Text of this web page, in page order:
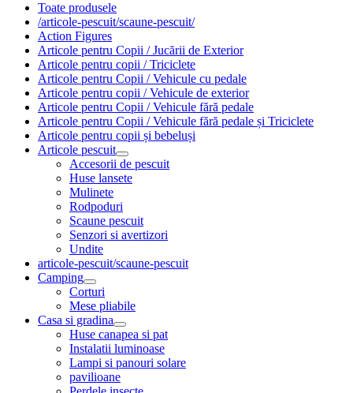
Toate produsele
/articole-pescuit/scaune-pescuit/
Action Figures
Articole pentru Copii / Jucării de Exterior
Articole pentru copii / Triciclete
Articole pentru Copii / Vehicule cu pedale
Articole pentru copii / Vehicule de exterior
Articole pentru Copii / Vehicule fără pedale
Articole pentru Copii / Vehicule fără pedale și Triciclete
Articole pentru copii și bebeluși
Articole pescuit
Accesorii de pescuit
Huse lansete
Mulinete
Rodpoduri
Scaune pescuit
Senzori si avertizori
Undite
articole-pescuit/scaune-pescuit
Camping
Corturi
Mese pliabile
Casa si gradina
Huse canapea si pat
Instalatii luminoase
Lampi si panouri solare
pavilioane